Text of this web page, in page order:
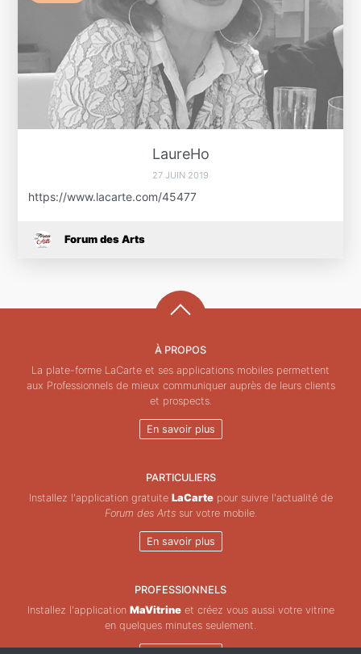
LaureHo
27 JUIN 2019
https://www.lacarte.com/45477
Forum des Arts
À PROPOS
La plate-forme LaCarte et ses applications mobiles permettent
aux Professionnels de mieux communiquer auprès de leurs clients
et prospects.
En savoir plus
PARTICULIERS
Installez l'application gratuite LaCartepour suivre l'actualité de
Forum des Artssur votre mobile.
En savoir plus
PROFESSIONNELS
Installez l'application MaVitrineet créez vous aussi votre vitrine
en quelques minutes seulement.